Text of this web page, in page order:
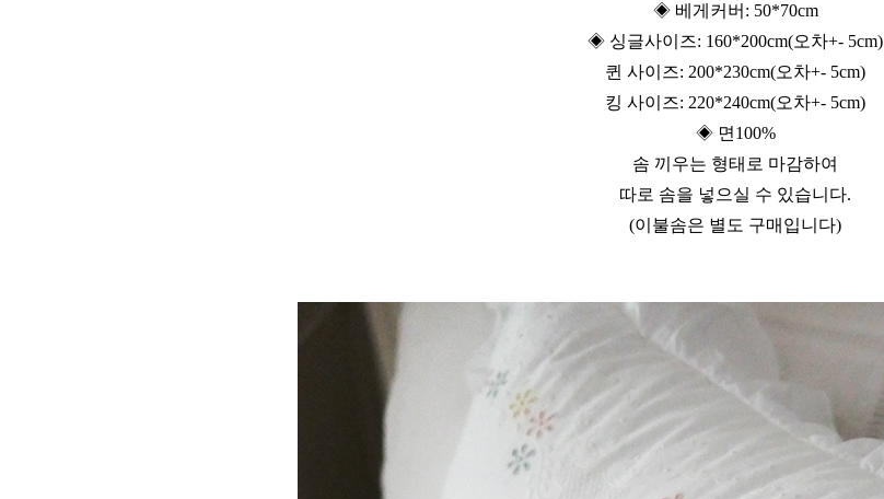
◈ 베게커버: 50*70cm
◈ 싱글사이즈: 160*200cm(오차+- 5cm)
퀸 사이즈: 200*230cm(오차+- 5cm)
킹 사이즈: 220*240cm(오차+- 5cm)
◈ 면100%
솜 끼우는 형태로 마감하여
따로 솜을 넣으실 수 있습니다.
(이불솜은 별도 구매입니다)